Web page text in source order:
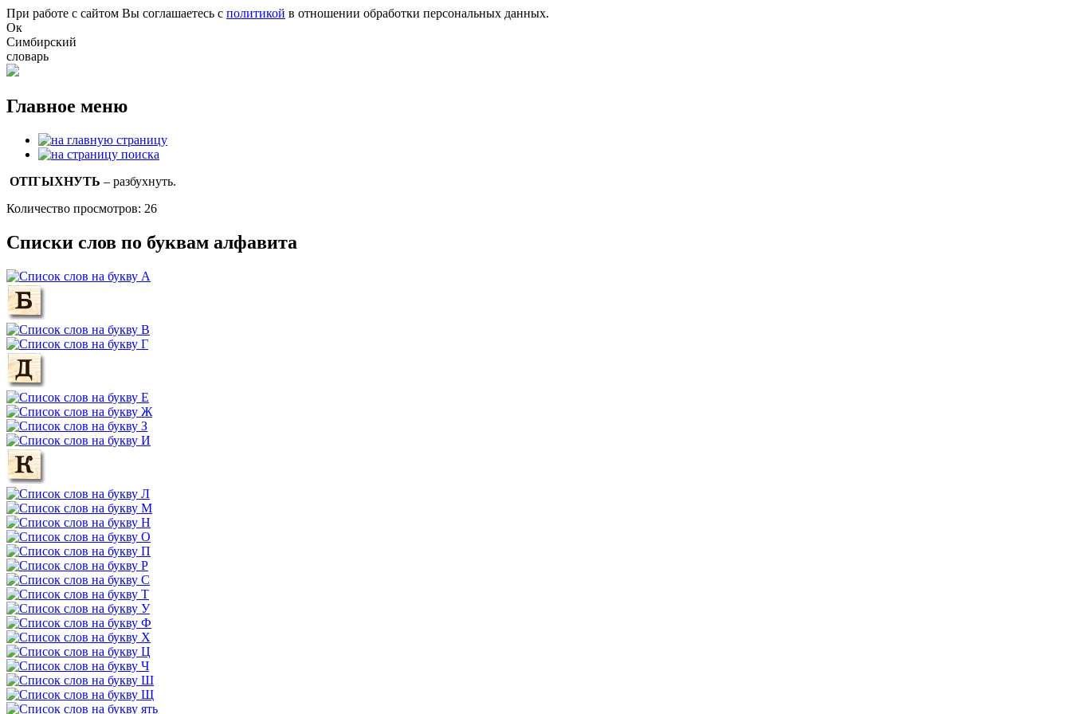
Перейти к основному содержанию
При работе с сайтом Вы соглашаетесь с политикой в отношении обработки персональных данных.
Ок
Симбирский
словарь
Главное меню
ОТП`ЫХНУТЬ – разбухнуть.
Количество просмотров: 26
Списки слов по буквам алфавита